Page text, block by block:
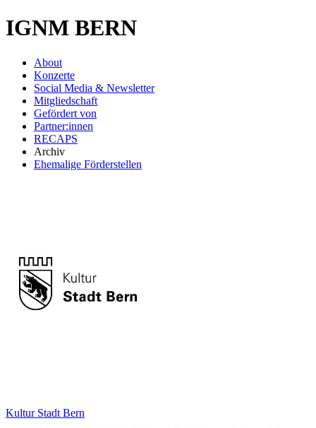
IGNM BERN
About
Konzerte
Social Media & Newsletter
Mitgliedschaft
Gefördert von
Partner:innen
RECAPS
Archiv
Ehemalige Förderstellen
Kultur Stadt Bern